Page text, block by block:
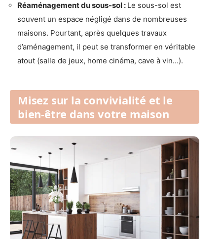
Réaménagement du sous-sol : Le sous-sol est
souvent un espace négligé dans de nombreuses
maisons. Pourtant, après quelques travaux
d’aménagement, il peut se transformer en véritable
atout (salle de jeux, home cinéma, cave à vin…).
Misez sur la convivialité et le
bien-être dans votre maison